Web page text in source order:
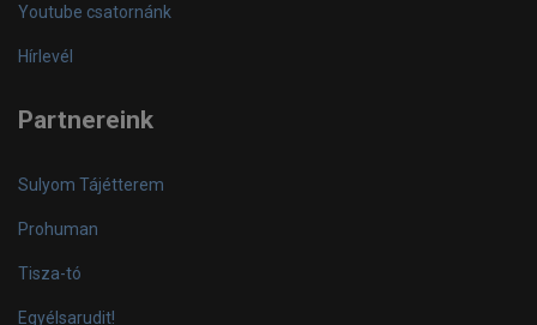
Youtube csatornánk
Hírlevél
Partnereink
Sulyom Tájétterem
Prohuman
Tisza-tó
Egyélsarudit!